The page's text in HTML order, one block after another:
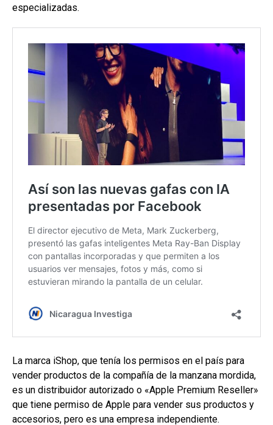
especializadas.
La marca iShop, que tenía los permisos en el país para
vender productos de la compañía de la manzana mordida,
es un distribuidor autorizado o «Apple Premium Reseller»
que tiene permiso de Apple para vender sus productos y
accesorios, pero es una empresa independiente.